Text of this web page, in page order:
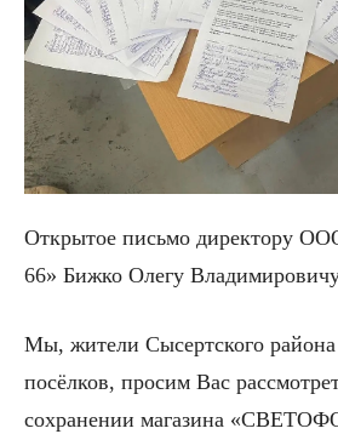
Открытое письмо директору
66» Бижко Олегу
Мы, жители Сысертского
посёлков, просим Вас
сохранении магазина